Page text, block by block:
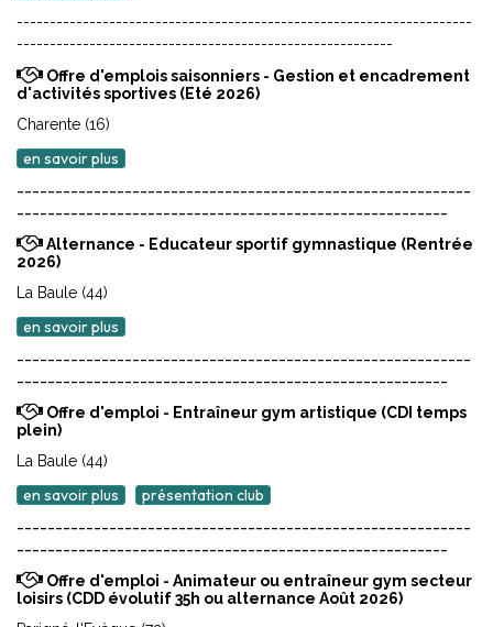
---------------------------------------------------------------------
---------------------------------------------------------
Offre d'emplois saisonniers - Gestion et encadrement
d'activités sportives (Eté 2026)
Charente (16)
en savoir plus
-----------------------------------------------------------
--------------------------------------------------------
Alternance - Educateur sportif gymnastique (Rentrée
2026)
La Baule (44)
en savoir plus
-----------------------------------------------------------
--------------------------------------------------------
Offre d'emploi - Entraîneur gym artistique (CDI temps
plein)
La Baule (44)
en savoir plus
présentation club
-----------------------------------------------------------
--------------------------------------------------------
Offre d'emploi - Animateur ou entraîneur gym secteur
loisirs (CDD évolutif 35h ou alternance Août 2026)